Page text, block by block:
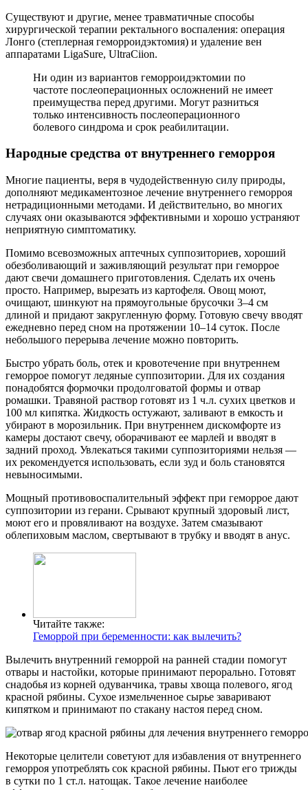
Существуют и другие, менее травматичные способы
хирургической терапии ректального воспаления: операция
Лонго (степлерная геморроидэктомия) и удаление вен
аппаратами LigaSure, UltraCiion.
Ни один из вариантов геморроидэктомии по
частоте послеоперационных осложнений не имеет
преимущества перед другими. Могут разниться
только интенсивность послеоперационного
болевого синдрома и срок реабилитации.
Народные средства от внутреннего геморроя
Многие пациенты, веря в чудодейственную силу природы,
дополняют медикаментозное лечение внутреннего геморроя
нетрадиционными методами. И действительно, во многих
случаях они оказываются эффективными и хорошо устраняют
неприятную симптоматику.
Помимо всевозможных аптечных суппозиториев, хороший
обезболивающий и заживляющий результат при геморрое
дают свечи домашнего приготовления. Сделать их очень
просто. Например, вырезать из картофеля. Овощ моют,
очищают, шинкуют на прямоугольные брусочки 3–4 см
длиной и придают закругленную форму. Готовую свечу вводят
ежедневно перед сном на протяжении 10–14 суток. После
небольшого перерыва лечение можно повторить.
Быстро убрать боль, отек и кровотечение при внутреннем
геморрое помогут ледяные суппозитории. Для их создания
понадобятся формочки продолговатой формы и отвар
ромашки. Травяной раствор готовят из 1 ч.л. сухих цветков и
100 мл кипятка. Жидкость остужают, заливают в емкость и
убирают в морозильник. При внутреннем дискомфорте из
камеры достают свечу, оборачивают ее марлей и вводят в
задний проход. Увлекаться такими суппозиториями нельзя —
их рекомендуется использовать, если зуд и боль становятся
невыносимыми.
Мощный противовоспалительный эффект при геморрое дают
суппозитории из герани. Срывают крупный здоровый лист,
моют его и провяливают на воздухе. Затем смазывают
облепиховым маслом, свертывают в трубку и вводят в анус.
Читайте также:
Геморрой при беременности: как вылечить?
Вылечить внутренний геморрой на ранней стадии помогут
отвары и настойки, которые принимают перорально. Готовят
снадобья из корней одуванчика, травы хвоща полевого, ягод
красной рябины. Сухое измельченное сырье заваривают
кипятком и принимают по стакану настоя перед сном.
Некоторые целители советуют для избавления от внутреннего
геморроя употреблять сок красной рябины. Пьют его трижды
в сутки по 1 ст.л. натощак. Такое лечение наиболее